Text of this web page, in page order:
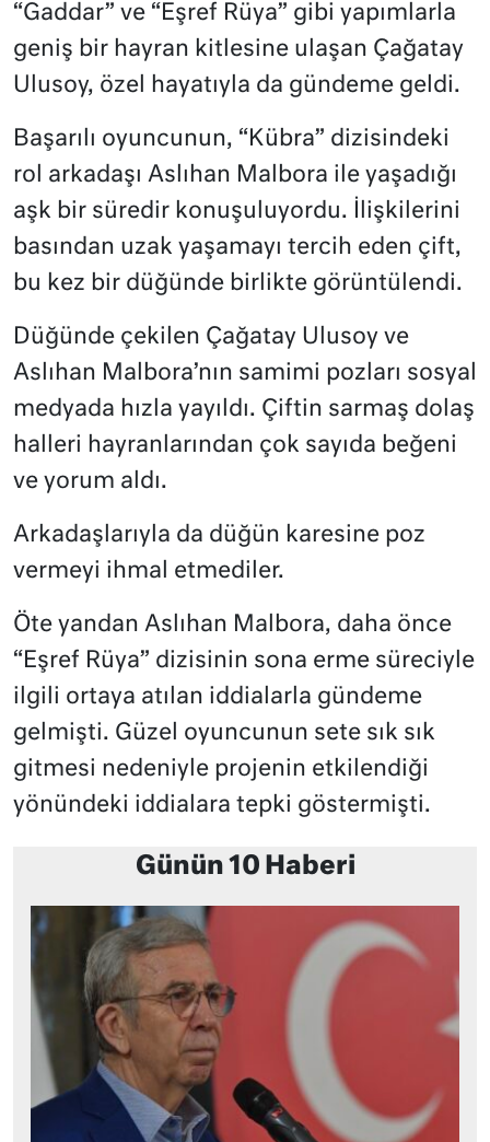
“Gaddar” ve “Eşref Rüya” gibi yapımlarla
geniş bir hayran kitlesine ulaşan Çağatay
Ulusoy, özel hayatıyla da gündeme geldi.
Başarılı oyuncunun, “Kübra” dizisindeki
rol arkadaşı Aslıhan Malbora ile yaşadığı
aşk bir süredir konuşuluyordu. İlişkilerini
basından uzak yaşamayı tercih eden çift,
bu kez bir düğünde birlikte görüntülendi.
Düğünde çekilen Çağatay Ulusoy ve
Aslıhan Malbora’nın samimi pozları sosyal
medyada hızla yayıldı. Çiftin sarmaş dolaş
halleri hayranlarından çok sayıda beğeni
ve yorum aldı.
Arkadaşlarıyla da düğün karesine poz
vermeyi ihmal etmediler.
Öte yandan Aslıhan Malbora, daha önce
“Eşref Rüya” dizisinin sona erme süreciyle
ilgili ortaya atılan iddialarla gündeme
gelmişti. Güzel oyuncunun sete sık sık
gitmesi nedeniyle projenin etkilendiği
yönündeki iddialara tepki göstermişti.
Günün 10 Haberi